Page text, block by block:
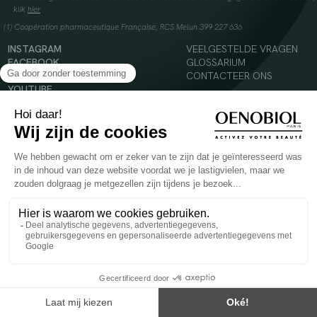
klik hier
(1) Coopération pharmaceutique Française, RCS Melun 399 227 636
INSTAGRAM
FACEBOOK
TIKTOK
YOUTUBE
VEELGESTELDE VRAGEN
GLOSSARIUM
CONTACTEER ONS
Voedingssupplement dat moet worden geconsumeerd als onderdeel van een gevarieerde,
evenwichtige voeding en een gezonde levensstijl. Aanbevolen dagelijkse dosis niet
overschrijden. Enkel voor volwassenen, buiten het bereik van kinderen houden.